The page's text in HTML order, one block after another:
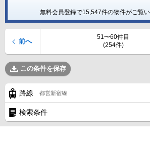
無料会員登録で15,547件の物件がご覧い
51〜60件目
(254件)
前へ
この条件を保存
路線 都営新宿線
検索条件